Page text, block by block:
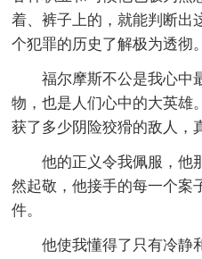
着、裤子上的，就能判断出
个犯罪的历史了解极为透彻
福尔摩斯不公是我心中
物，也是人们心中的大英雄
获了多少阴险狡猾的敌人，
他的正义令我佩服，他
然起敬，他接手的每一个案
件。
他使我懂得了只有冷静